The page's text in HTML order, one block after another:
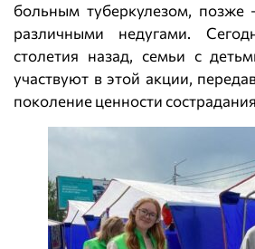
больным туберкулезом, позже
различными недугами.
столетия назад, семьи с
участвуют в этой акции,
поколение ценности